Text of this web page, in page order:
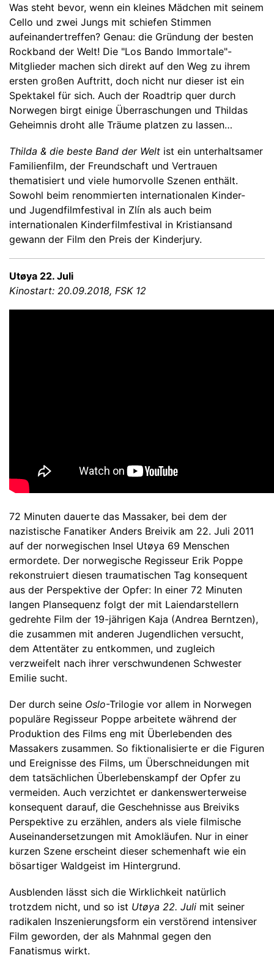
Was steht bevor, wenn ein kleines Mädchen mit seinem
Cello und zwei Jungs mit schiefen Stimmen
aufeinandertreffen? Genau: die Gründung der besten
Rockband der Welt! Die "Los Bando Immortale"-
Mitglieder machen sich direkt auf den Weg zu ihrem
ersten großen Auftritt, doch nicht nur dieser ist ein
Spektakel für sich. Auch der Roadtrip quer durch
Norwegen birgt einige Überraschungen und Thildas
Geheimnis droht alle Träume platzen zu lassen…
Thilda & die beste Band der Welt ist ein unterhaltsamer
Familienfilm, der Freundschaft und Vertrauen
thematisiert und viele humorvolle Szenen enthält.
Sowohl beim renommierten internationalen Kinder-
und Jugendfilmfestival in Zlín als auch beim
internationalen Kinderfilmfestival in Kristiansand
gewann der Film den Preis der Kinderjury.
Utøya 22. Juli
Kinostart: 20.09.2018, FSK 12
72 Minuten dauerte das Massaker, bei dem der
nazistische Fanatiker Anders Breivik am 22. Juli 2011
auf der norwegischen Insel Utøya 69 Menschen
ermordete. Der norwegische Regisseur Erik Poppe
rekonstruiert diesen traumatischen Tag konsequent
aus der Perspektive der Opfer: In einer 72 Minuten
langen Plansequenz folgt der mit Laiendarstellern
gedrehte Film der 19-jährigen Kaja (Andrea Berntzen),
die zusammen mit anderen Jugendlichen versucht,
dem Attentäter zu entkommen, und zugleich
verzweifelt nach ihrer verschwundenen Schwester
Emilie sucht.
Der durch seine Oslo-Trilogie vor allem in Norwegen
populäre Regisseur Poppe arbeitete während der
Produktion des Films eng mit Überlebenden des
Massakers zusammen. So fiktionalisierte er die Figuren
und Ereignisse des Films, um Überschneidungen mit
dem tatsächlichen Überlebenskampf der Opfer zu
vermeiden. Auch verzichtet er dankenswerterweise
konsequent darauf, die Geschehnisse aus Breiviks
Perspektive zu erzählen, anders als viele filmische
Auseinandersetzungen mit Amokläufen. Nur in einer
kurzen Szene erscheint dieser schemenhaft wie ein
bösartiger Waldgeist im Hintergrund.
Ausblenden lässt sich die Wirklichkeit natürlich
trotzdem nicht, und so ist Utøya 22. Juli mit seiner
radikalen Inszenierungsform ein verstörend intensiver
Film geworden, der als Mahnmal gegen den
Fanatismus wirkt.